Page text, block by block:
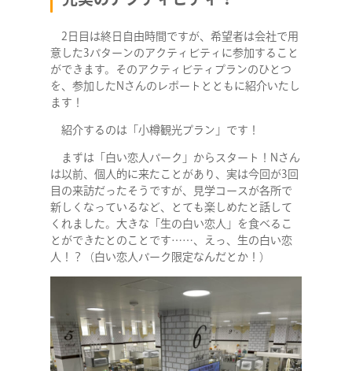
2日目は終日自由時間ですが、希望者は会社で用
意した3パターンのアクティビティに参加すること
ができます。そのアクティビティプランのひとつ
を、参加したNさんのレポートとともに紹介いたし
ます！
紹介するのは「小樽観光プラン」です！
まずは「白い恋人パーク」からスタート！Nさん
は以前、個人的に来たことがあり、実は今回が3回
目の来訪だったそうですが、見学コースが各所で
新しくなっているなど、とても楽しめたと話して
くれました。大きな「生の白い恋人」を食べるこ
とができたとのことです……、えっ、生の白い恋
人！？（白い恋人パーク限定なんだとか！）